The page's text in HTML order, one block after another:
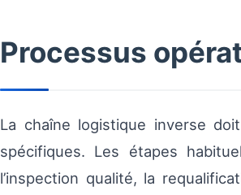
Processus
La chaîne logistique inverse
spécifiques. Les étapes
l’inspection qualité, la